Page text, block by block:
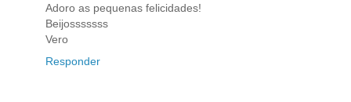
Adoro as pequenas felicidades!
Beijosssssss
Vero
Responder